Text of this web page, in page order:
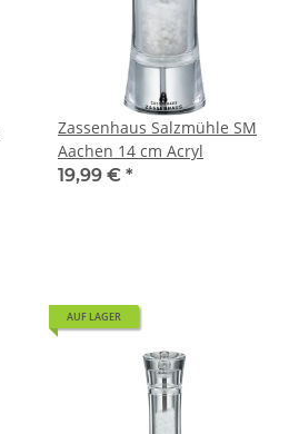
Zassenhaus Salzmühle SM
Aachen 14 cm Acryl
19,99 € *
AUF LAGER